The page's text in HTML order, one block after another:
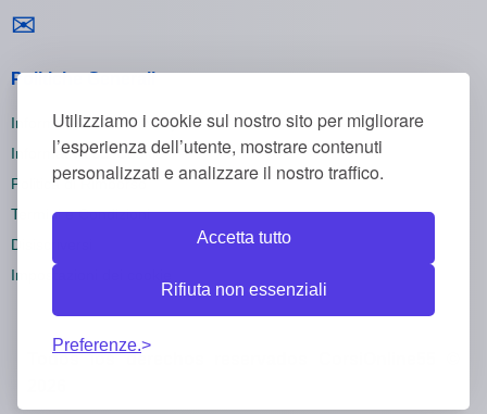
Utilizziamo i cookie sul nostro sito per migliorare
l’esperienza dell’utente, mostrare contenuti
personalizzati e analizzare il nostro traffico.
Accetta tutto
Rifiuta non essenziali
Preferenze.
✉
Politiche Generali
Informativa sulla Privacy
Informativa sui Cookie
Politica di Rimborso
Termini e Condizioni
Disiscriversi
Impostazioni dei cookie
Todos los derechos reservados CorsiOnline55 ©